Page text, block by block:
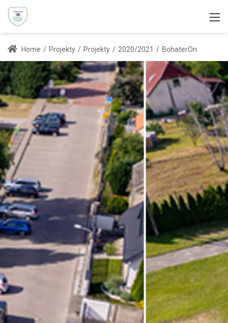
Home / Projekty / Projekty / 2020/2021 / BohaterOn